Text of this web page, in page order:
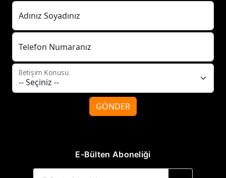
Adınız Soyadınız
Telefon Numaranız
İletişim Konusu
GÖNDER
E-Bülten Aboneliği